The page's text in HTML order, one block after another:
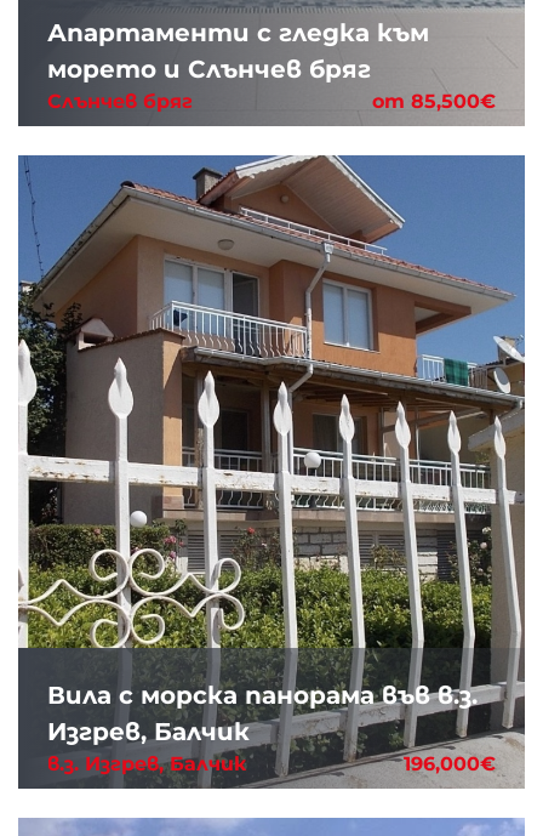
Апартаменти с гледка към
морето и Слънчев бряг
Слънчев бряг от 85,500€
Вила с морска панорама във в.з.
Изгрев, Балчик
в.з. Изгрев, Балчик 196,000€